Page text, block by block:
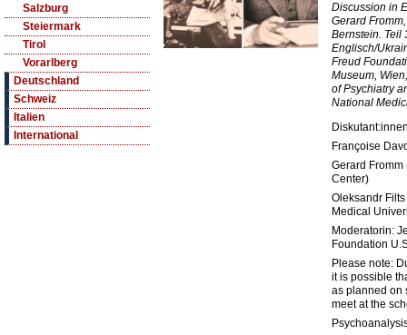
Salzburg
Steiermark
Tirol
Vorarlberg
Deutschland
Schweiz
Italien
International
Discussion in
Gerard
Bernstein. Teil
Englisch/
Freud
Museum,
of Psychiatry
National
Françoise
Gerard Fromm
Center)
Oleksandr
Medical
Moderatorin:
Foundation
Please note:
it is possible
as planned on
meet at the